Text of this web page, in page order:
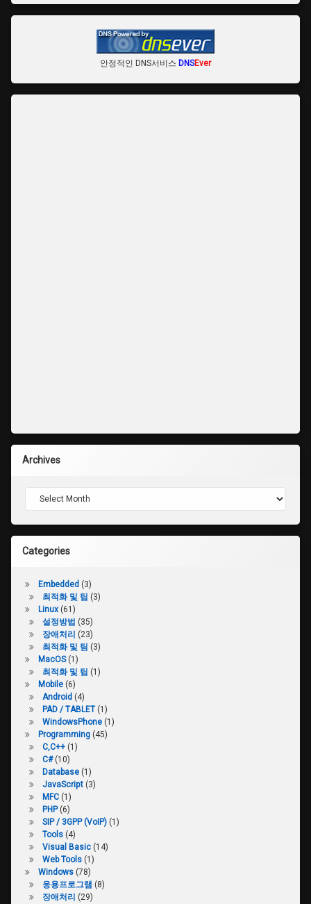
안정적인 DNS서비스 DNSEver
Archives
Archives
Categories
Embedded(3)
최적화 및 팁 (3)
Linux(61)
설정방법 (35)
장애처리 (23)
최적화 및 팀 (3)
MacOS(1)
최적화 및 팁 (1)
Mobile(6)
Android(4)
PAD / TABLET(1)
WindowsPhone(1)
Programming(45)
C,C++(1)
C#(10)
Database(1)
JavaScript(3)
MFC(1)
PHP(6)
SIP / 3GPP (VoIP)(1)
Tools(4)
Visual Basic(14)
Web Tools(1)
Windows(78)
응용프로그램 (8)
장애처리 (29)